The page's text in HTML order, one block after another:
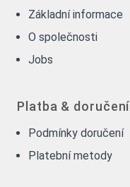
Základní informace
O společnosti
Jobs
Platba & doručení
Podmínky doručení
Platební metody